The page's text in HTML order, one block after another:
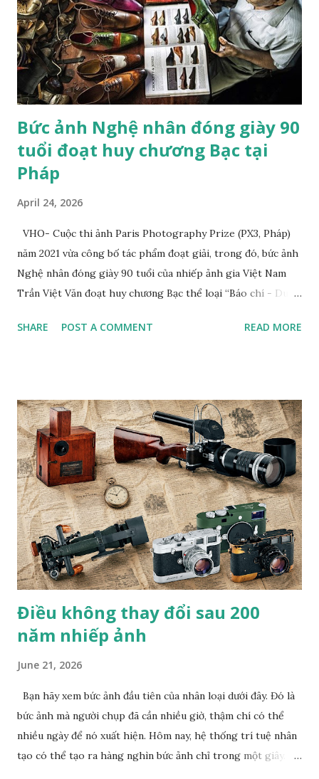
khác: Chú hổ con đang chơi đùa với mẹ. Đây là tác phẩm của
họa sĩ trường phái lãng mạn người Pháp Eugene Delacroix,
người đã sử dụng một chú hổ nuôi nhốt tại sở thú và chú
mèo cưng của mình làm mẫu. "Trường phái lãng mạn trong
hội h...
Bức ảnh Nghệ nhân đóng giày 90
tuổi đoạt huy chương Bạc tại
Pháp
April 24, 2026
VHO- Cuộc thi ảnh Paris Photography Prize (PX3, Pháp)
năm 2021 vừa công bố tác phẩm đoạt giải, trong đó, bức ảnh
Nghệ nhân đóng giày 90 tuổi của nhiếp ảnh gia Việt Nam
Trần Việt Văn đoạt huy chương Bạc thể loại “Báo chí - Du
đoạt giải của anh chụp nghệ nhân Trịnh Ngọc sống ở
chụp nghệ nhân đóng giày Trịnh Ngọc của nhiếp ảnh gia
Trần Việt Văn cũng từng xuất bản trên web Private Photo
Revie w (Pháp), tạp chí Fstop (Mỹ) và đoạt giải Nhất cuộc
thi ảnh quốc tế lần thứ VII Concurso International De
Fotografia Alicante (Tây Ban Nha). Anh cũng là nhiếp ảnh
gia Việt Nam duy nhất đoạt giải PX3 của Pháp trong 8 năm
liên tiếp. B.T
SHARE POST A COMMENT READ MORE
Điều không thay đổi sau 200
năm nhiếp ảnh
June 21, 2026
Bạn hãy xem bức ảnh đầu tiên của nhân loại dưới đây. Đó là
bức ảnh mà người chụp đã cần nhiều giờ, thậm chí có thể
nhiều ngày để nó xuất hiện. Hôm nay, hệ thống trí tuệ nhân
tạo có thể tạo ra hàng nghìn bức ảnh chỉ trong một giây.